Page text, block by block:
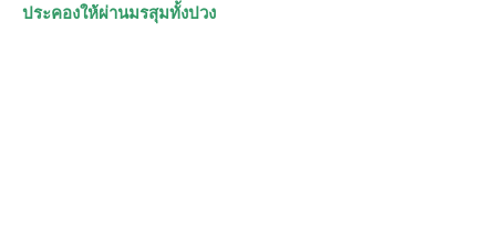
ประคองให้ผ่านมรสุมทั้งปวง